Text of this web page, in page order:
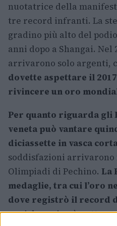
nuotatrice della
tre record infranti. La
gradino più alto del
anni dopo a Shangai. Nel
arrivarono solo argenti,
dovette aspettare il
rivincere un oro
Per quanto riguarda gli
veneta può vantare
diciassette in vasca
soddisfazioni arrivarono
Olimpiadi di Pechino. La
medaglie, tra cui l’oro
dove registrò il record
anni dopo riuscì a